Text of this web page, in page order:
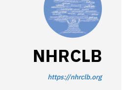
NHRCLB
https://nhrclb.org